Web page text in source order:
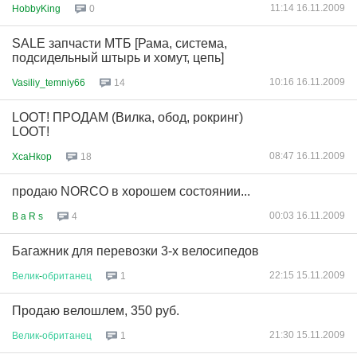
HobbyKing 0 11:14 16.11.2009
SALE запчасти МТБ [Рама, система,
подсидельный штырь и хомут, цепь]
Vasiliy_temniy66 14 10:16 16.11.2009
LOOT! ПРОДАМ (Вилка, обод, рокринг)
LOOT!
XcaHkop 18 08:47 16.11.2009
продаю NORCO в хорошем состоянии...
B a R s 4 00:03 16.11.2009
Багажник для перевозки 3-х велосипедов
Велик-обританец 1 22:15 15.11.2009
Продаю велошлем, 350 руб.
Велик-обританец 1 21:30 15.11.2009